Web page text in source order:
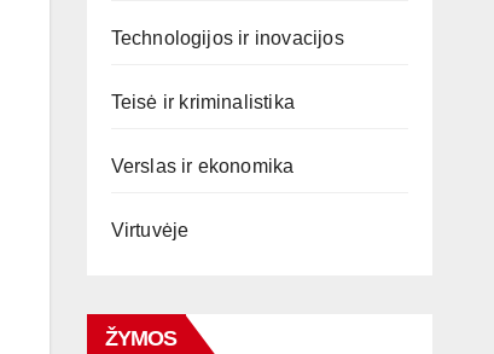
Technologijos ir inovacijos
Teisė ir kriminalistika
Verslas ir ekonomika
Virtuvėje
ŽYMOS